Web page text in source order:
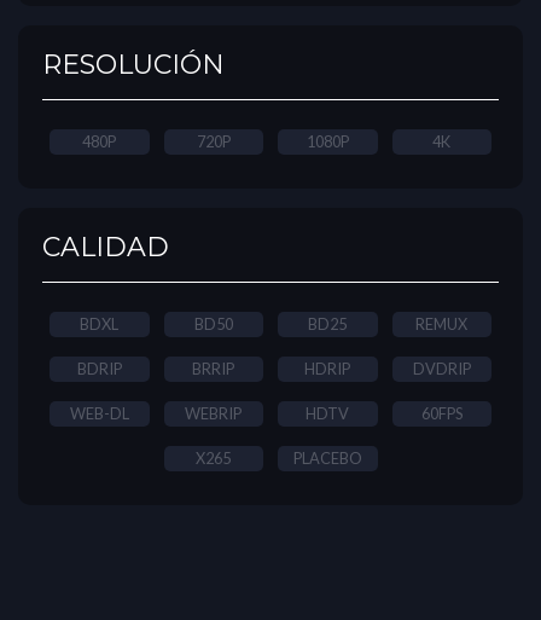
RESOLUCIÓN
480P 720P 1080P 4K
CALIDAD
BDXL BD50 BD25 REMUX
BDRIP BRRIP HDRIP DVDRIP
WEB-DL WEBRIP HDTV 60FPS
X265 PLACEBO